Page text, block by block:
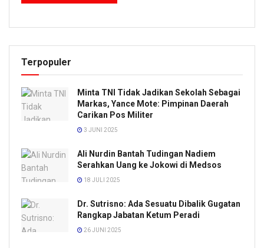
Terpopuler
Minta TNI Tidak Jadikan Sekolah Sebagai
Markas, Yance Mote: Pimpinan Daerah
Carikan Pos Militer
3 JUNI 2025
Ali Nurdin Bantah Tudingan Nadiem
Serahkan Uang ke Jokowi di Medsos
18 JULI 2025
Dr. Sutrisno: Ada Sesuatu Dibalik Gugatan
Rangkap Jabatan Ketum Peradi
26 JUNI 2025